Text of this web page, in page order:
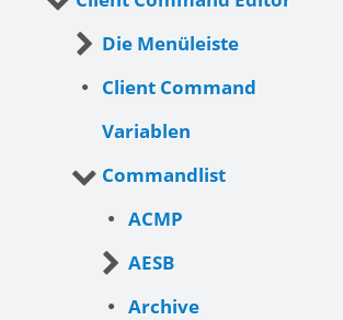
Die Menüleiste
Client Command
Variablen
Commandlist
ACMP
AESB
Archive